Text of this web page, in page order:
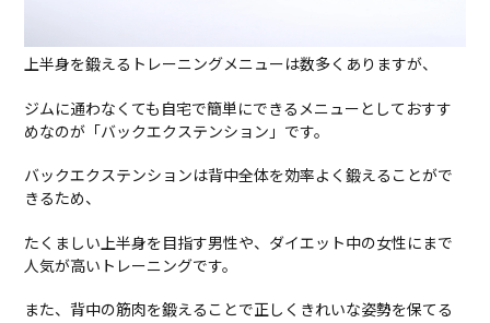
上半身を鍛えるトレーニングメニューは数多くありますが、
ジムに通わなくても自宅で簡単にできるメニューとしておすす
めなのが「バックエクステンション」です。
バックエクステンションは背中全体を効率よく鍛えることがで
きるため、
たくましい上半身を目指す男性や、ダイエット中の女性にまで
人気が高いトレーニングです。
また、背中の筋肉を鍛えることで正しくきれいな姿勢を保てる